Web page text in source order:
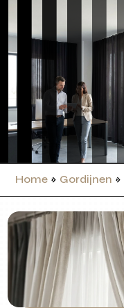
Home » Gordijnen »